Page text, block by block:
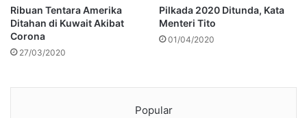
Ribuan Tentara Amerika
Ditahan di Kuwait Akibat
Corona
27/03/2020
Pilkada 2020 Ditunda, Kata
Menteri Tito
01/04/2020
Popular